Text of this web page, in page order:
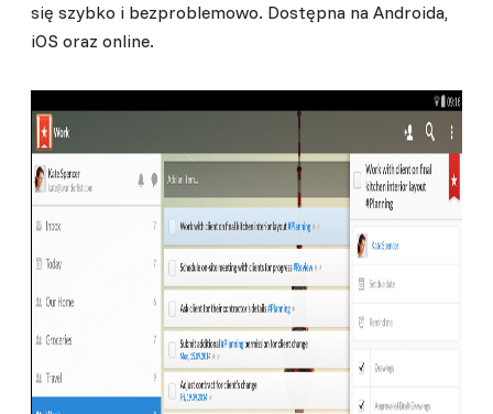
się szybko i bezproblemowo. Dostępna na Androida,
iOS oraz online.